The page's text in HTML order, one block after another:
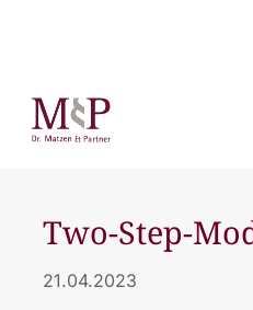
Two-Step-
21.04.2023